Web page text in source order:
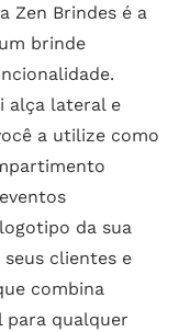
Zen Brindes é a
brinde
alça lateral e
a utilize como
da sua
clientes e
combina
para qualquer